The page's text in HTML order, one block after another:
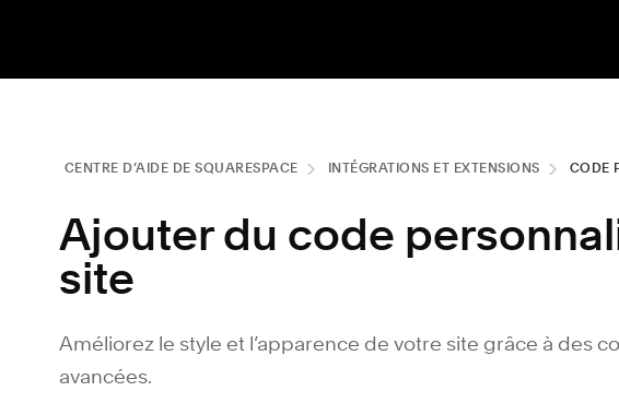
CENTRE D’AIDE DE SQUARESPACE INTÉGRATIONS ET EXTENSIONS CODE
Ajouter du code
site
Améliorez le style et l’apparence de votre site grâce à des
avancées.